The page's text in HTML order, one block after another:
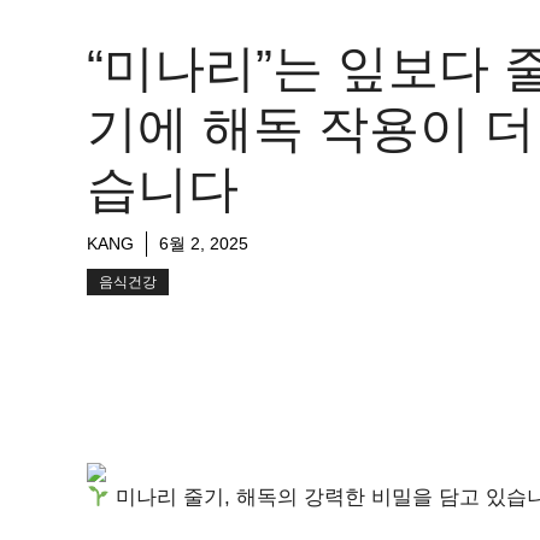
“미나리”는 잎보다
기에 해독 작용이
습니다
KANG 6월 2, 2025
음식건강
미나리 줄기, 해독의 강력한 비밀을 담고 있습